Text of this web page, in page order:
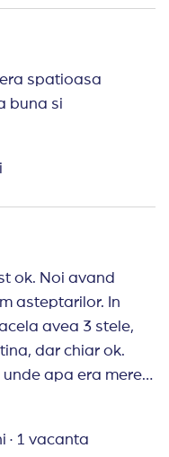
spatioasa
buna si
ok. Noi avand
asteptarilor. In
avea 3 stele,
dar chiar ok.
apa era mereu
mare...asa ca nu
ok, am si platit
· 1 vacanta